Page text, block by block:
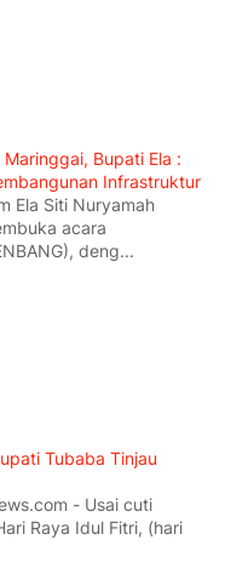
Bupati Ela :
Infrastruktur
Ela Siti Nuryamah
acara
deng...
Tubaba Tinjau
- Usai cuti
Raya Idul Fitri, (hari